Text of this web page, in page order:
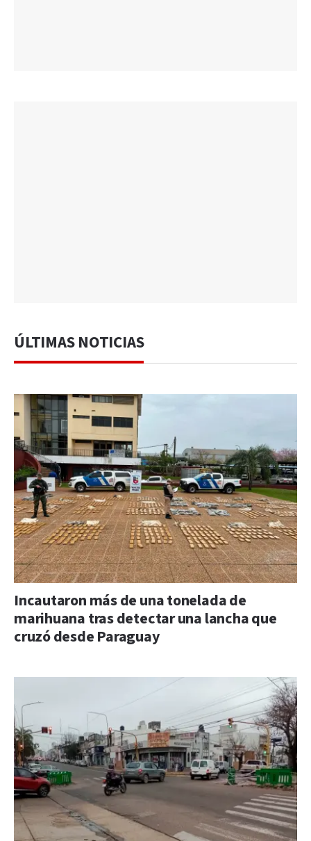
ÚLTIMAS NOTICIAS
Incautaron más de una tonelada de
marihuana tras detectar una lancha que
cruzó desde Paraguay